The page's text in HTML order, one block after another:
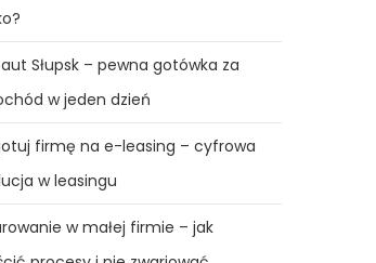
Słupsk – pewna gotówka za
w jeden dzień
firmę na e-leasing – cyfrowa
w leasingu
w małej firmie – jak